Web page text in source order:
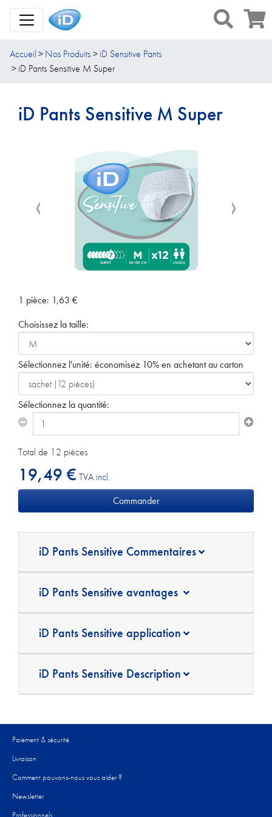
Toggle Navigation
Accueil Nos Produits
iD Sensitive Pants
iD Pants Sensitive M Super
iD Pants Sensitive M Super
1 pièce: 1,63 €
Choisissez la taille:
Sélectionnez l'unité: économisez 10% en achetant au carton
Sélectionnez la quantité:
Total de 12 pièces
19,49 € TVA incl.
iD Pants Sensitive Commentaires
iD Pants Sensitive avantages
iD Pants Sensitive application
iD Pants Sensitive Description
Paiement & sécurité
Livraison
Comment pouvons-nous vous aider ?​
Newsletter
Professionnels